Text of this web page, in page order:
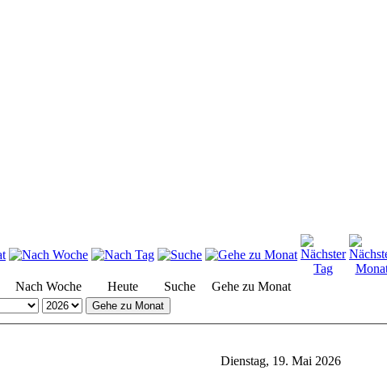
Nach Woche Heute Suche Gehe zu Monat
Gehe zu Monat
Dienstag, 19. Mai 2026